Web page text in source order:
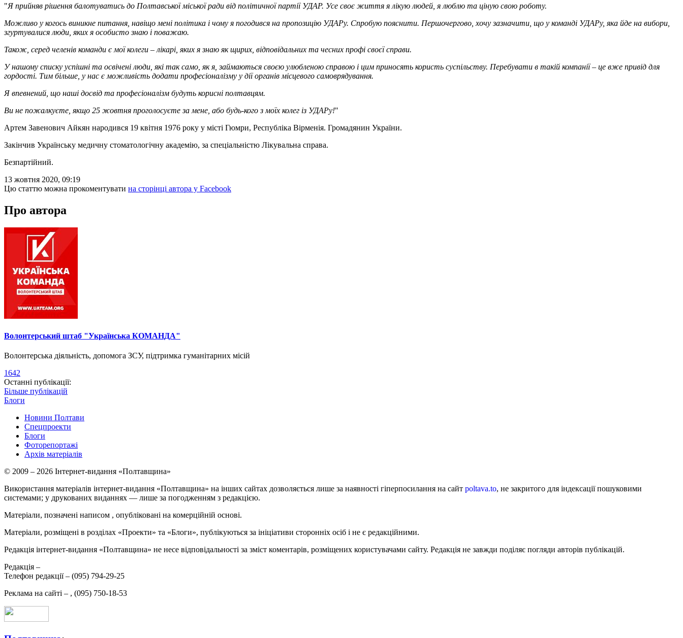
"Я прийняв рішення балотуватись до Полтавської міської ради від політичної партії УДАР. Усе своє життя я лікую людей, я люблю та ціную свою роботу.
Можливо у когось виникне питання, навіщо мені політика і чому я погодився на пропозицію УДАРу. Спробую пояснити. Першочергово, хочу зазначити, що у команді УДАРу, яка йде на вибори,
згуртувалися люди, яких я особисто знаю і поважаю.
Також, серед челенів команди є мої колеги – лікарі, яких я знаю як щирих, відповідальних та чесних профі своєї справи.
У нашому списку успішні та освічені люди, які так само, як я, займаються своєю улюбленою справою і цим приносять користь суспільству. Перебувати в такій компанії – це вже привід для
гордості. Тим більше, у нас є можливість додати професіоналізму у дії органів місцевого самоврядування.
Я впевнений, що наші досвід та професіоналізм будуть корисні полтавцям.
Ви не пожалкуєте, якщо 25 жовтня проголосуєте за мене, або будь-кого з моїх колег із УДАРу!"
Артем Завенович Айкян народився 19 квітня 1976 року у місті Гюмри, Республіка Вірменія. Громадянин України.
Закінчив Українську медичну стоматологічну академію, за спеціальністю Лікувальна справа.
Безпартійний.
13 жовтня 2020, 09:19
Цю статтю можна прокоментувати на сторінці автора у Facebook
Про автора
Волонтерський штаб "Українська КОМАНДА"
Волонтерська діяльність, допомога ЗСУ, підтримка гуманітарних місій
1642
Останні публікації:
Більше публікацій
Блоги
Новини Полтави
Спецпроекти
Блоги
Фоторепортажі
Архів матеріалів
© 2009 – 2026 Інтернет-видання «Полтавщина»
Використання матеріалів інтернет-видання «Полтавщина» на інших сайтах дозволяється лише за наявності гіперпосилання на сайт poltava.to, не закритого для індексації пошуковими
системами; у друкованих виданнях — лише за погодженням з редакцією.
Матеріали, позначені написом , опубліковані на комерційній основі.
Матеріали, розміщені в розділах «Проекти» та «Блоги», публікуються за ініціативи сторонніх осіб і не є редакційними.
Редакція інтернет-видання «Полтавщина» не несе відповідальності за зміст коментарів, розміщених користувачами сайту. Редакція не завжди поділяє погляди авторів публікацій.
Редакція –
Телефон редакції – (095) 794-29-25
Реклама на сайті – , (095) 750-18-53